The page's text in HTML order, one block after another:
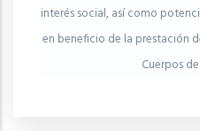
interés social, así como
en beneficio de la prestación
Cuerpos